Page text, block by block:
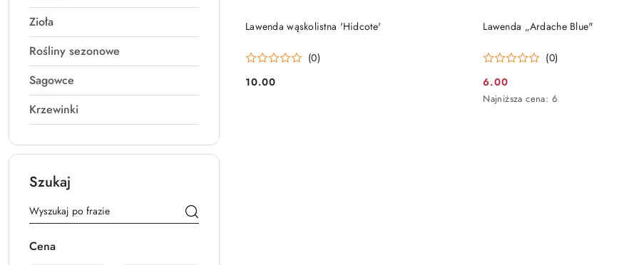
Zioła
Rośliny sezonowe
Sagowce
Krzewinki
Szukaj
Cena
Lawenda wąskolistna 'Hidcote'
(0)
Cena:
10.00
DO KOSZYKA Lawenda „Ardache Blue"
(0)
Cena
promocyjna:
6.00
Najniższa
Najniższa cena: 6
PRODUKT